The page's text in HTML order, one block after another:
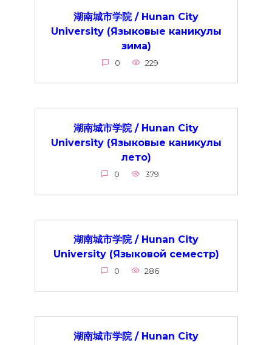
湖南城市学院 / Hunan City
University (Языковые каникулы
зима)
0 229
湖南城市学院 / Hunan City
University (Языковые каникулы
лето)
0 379
湖南城市学院 / Hunan City
University (Языковой семестр)
0 286
湖南城市学院 / Hunan City